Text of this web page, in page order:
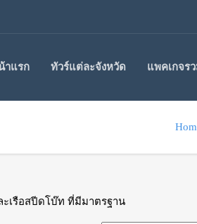
าแรก ทัวร์แต่ละจังหวัด แพคเกจร
ะเรือสปีดโบ๊ท ที่มีมาตรฐาน